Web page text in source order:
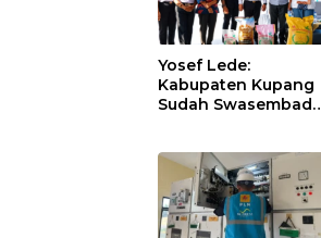
Yosef Lede:
Kabupaten Kupang
Sudah Swasembada
Kuasai Pasar